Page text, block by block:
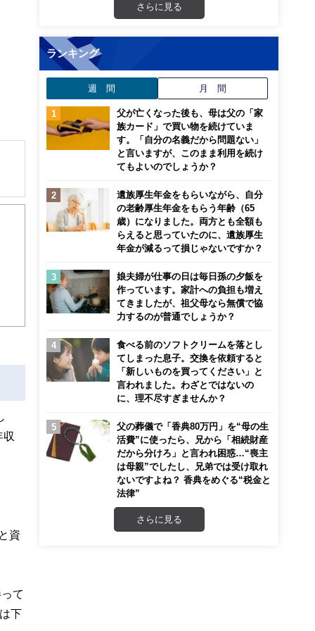
き
収
資
て
下
さらに見る
ランキング
週 間 月 間
父が亡くなった後も、母は父の「家
族カード」で買い物を続けていま
す。「自分の名義だから問題ない」
と言いますが、このまま利用を続け
てもよいのでしょうか？
遺族厚生年金をもらいながら、自分
の老齢厚生年金をもらう年齢（65
歳）になりました。両方とも全額も
らえると思っていたのに、遺族厚生
年金が減るって損じゃないですか？
娘夫婦が仕事の日は毎日孫の夕飯を
作っています。家計への負担も増え
てきましたが、祖父母なら無償で協
力するのが普通でしょうか？
食べる前のソフトクリームを落とし
てしまった息子。交換を依頼すると
「新しいものを買ってください」と
言われました。わざとではないの
に、理不尽すぎませんか？
父の葬儀で「香典80万円」を“母の生
活費”に使ったら、兄から「相続財産
だから分けろ」と言われ困惑…“喪主
は母親”でしたし、兄弟では受け取れ
ないですよね？ 香典をめぐる“税金と
法律”
さらに見る